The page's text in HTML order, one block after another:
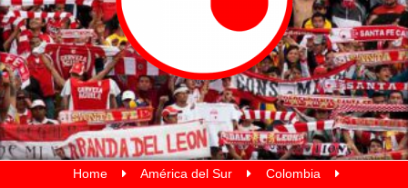
Home América del Sur
Colombia